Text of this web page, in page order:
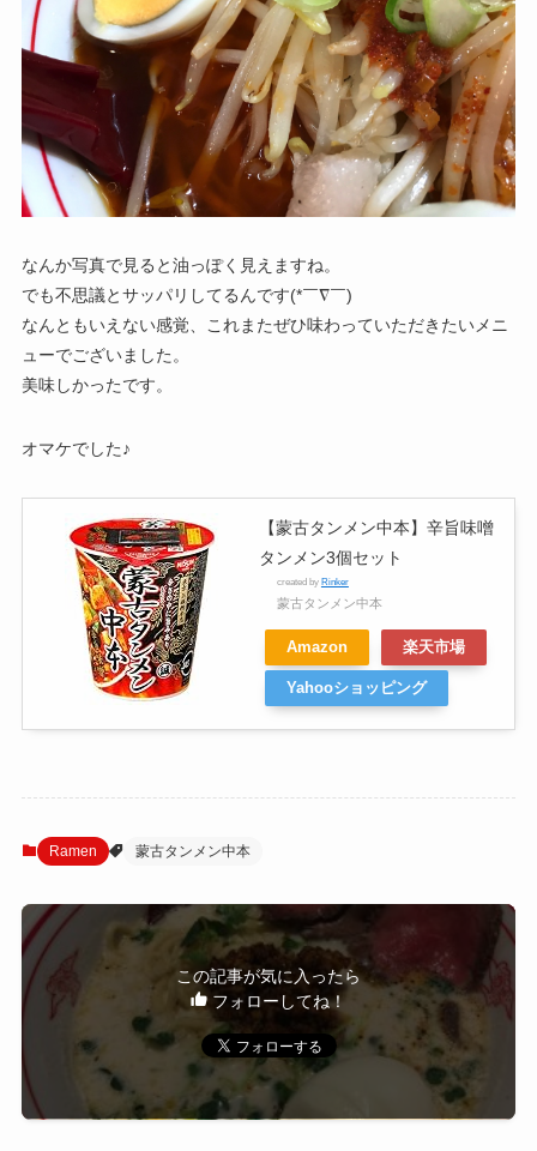
なんか写真で見ると油っぽく見えますね。
でも不思議とサッパリしてるんです(*￣∇￣)
なんともいえない感覚、これまたぜひ味わっていただきたいメニ
ューでございました。
美味しかったです。
オマケでした♪
【蒙古タンメン中本】辛旨味噌
タンメン3個セット
created by Rinker
蒙古タンメン中本
Amazon 楽天市場
Yahooショッピング
Ramen 蒙古タンメン中本
この記事が気に入ったら
フォローしてね！